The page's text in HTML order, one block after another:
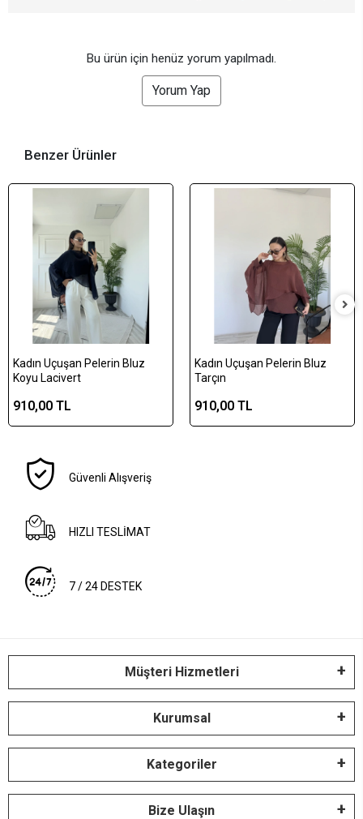
Bu ürün için henüz yorum yapılmadı.
Yorum Yap
Benzer Ürünler
Kadın Uçuşan Pelerin Bluz
Koyu Lacivert
910,00 TL
Kadın Uçuşan Pelerin Bluz
Tarçın
910,00 TL
Güvenli Alışveriş
HIZLI TESLİMAT
7 / 24 DESTEK
Müşteri Hizmetleri
Kurumsal
Kategoriler
Bize Ulaşın